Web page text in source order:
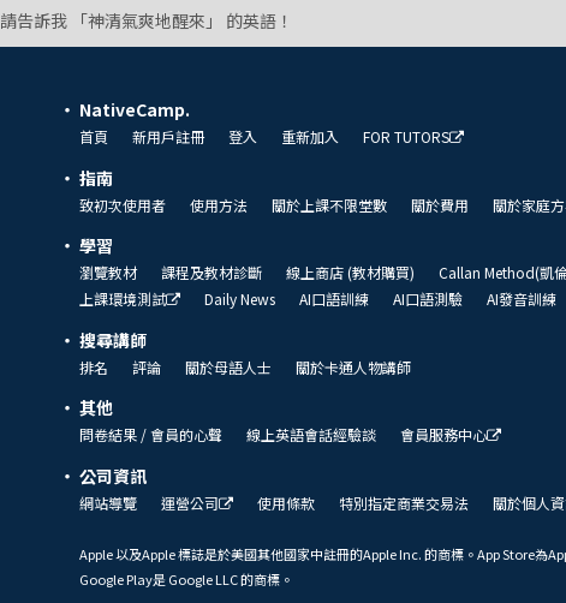
請告訴我 「神清氣爽地醒來」 的英語！
NativeCamp.
首頁 新用戶註冊 登入 重新加入 FOR TUTORS
指南
致初次使用者 使用方法 關於上課不限堂數 關於費用 關於家庭
學習
瀏覽教材 課程及教材診斷 線上商店 (教材購買) Callan Method(凱
上課環境測試
Daily News AI口語訓練 AI口語測驗 AI發音訓練
搜尋講師
排名 評論 關於母語人士 關於卡通人物講師
其他
問卷結果 / 會員的心聲 線上英語會話經驗談 會員服務中心
公司資訊
網站導覽 運營公司 使用條款 特別指定商業交易法 關於個人
Apple 以及Apple 標誌是於美國其他國家中註冊的Apple Inc. 的商標。App Store為
Google Play是 Google LLC 的商標。